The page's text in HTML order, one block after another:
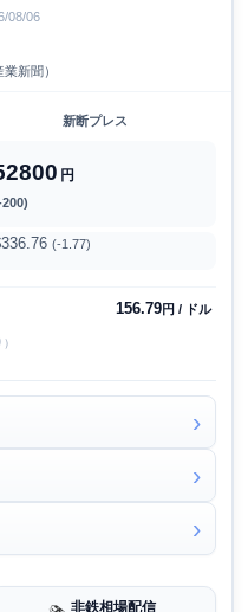
08/06
新聞）
新断プレス
円
(-1.77)
156.79円 / ドル
非鉄相場配信